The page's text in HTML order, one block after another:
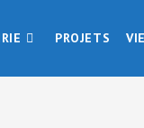
PROJETS